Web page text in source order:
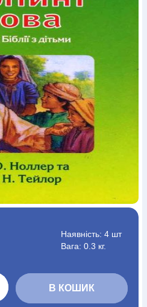
ВідеоГалантерея
БрелокиСумки
Вироби з дерева
Вироби з срібла Картини
МагнітиМеталеві
Настільні ігриПакети
виробиХустки
ігриРепринтиСвічки
на БибліїГоловні убори
Комп`ютерні ігри
Годинники
дзвоніть за номером:+38
Наявність: 4 шт
Вага: 0.3 кг.
В КОШИК